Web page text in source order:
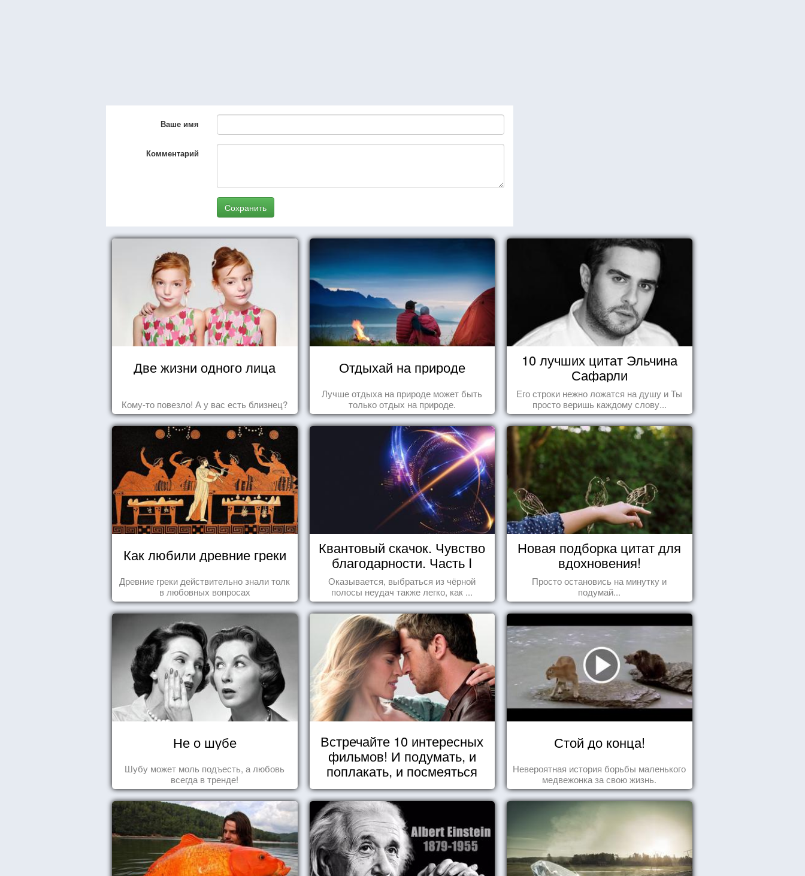
Ваше имя
Комментарий
Сохранить
Две жизни одного лица
Кому-то повезло! А у вас есть близнец?
Отдыхай на природе
Лучше отдыха на природе может быть
только отдых на природе.
10 лучших цитат Эльчина
Сафарли
Его строки нежно ложатся на душу и Ты
просто веришь каждому слову...
Как любили древние греки
Древние греки действительно знали толк
в любовных вопросах
Квантовый скачок. Чувство
благодарности. Часть I
Оказывается, выбраться из чёрной
полосы неудач также легко, как ...
Новая подборка цитат для
вдохновения!
Просто остановись на минутку и
подумай...
Не о шубе
Шубу может моль подъесть, а любовь
всегда в тренде!
Встречайте 10 интересных
фильмов! И подумать, и
поплакать, и посмеяться
Стой до конца!
Невероятная история борьбы маленького
медвежонка за свою жизнь.